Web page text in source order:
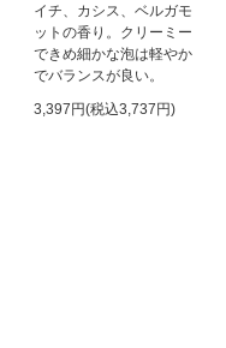
イチ、カシス、ベルガモ
ットの香り。クリーミー
できめ細かな泡は軽やか
でバランスが良い。
3,397円(税込3,737円)